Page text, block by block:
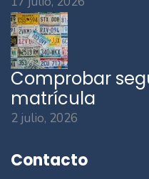
Comprobar
matrícula
2 julio, 2026
Contacto